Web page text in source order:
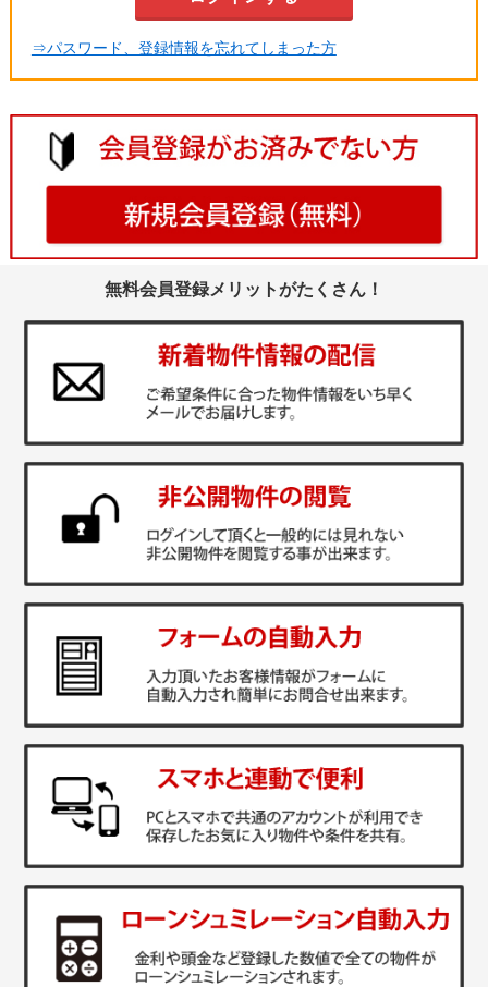
⇒パスワード、登録情報を忘れてしまった方
無料会員登録メリットがたくさん！